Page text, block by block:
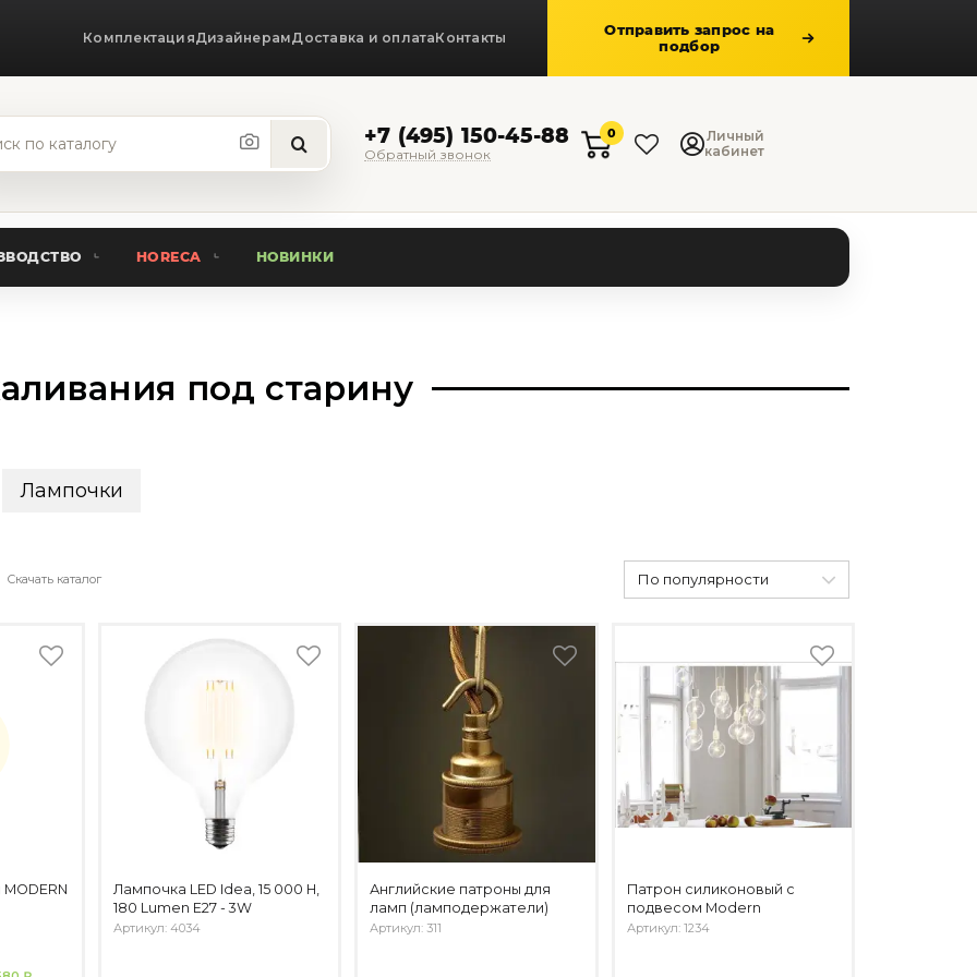
КомплектацияДизайнерамДоставка и оплатаКонтакты
Отправить запрос на
подбор
+7 (495) 150-45-88
Обратный звонок
0
Личный
кабинет
HORECA НОВИНКИ
под старину
Лампочки
Скачать каталог По популярности
Лампочка LED Idea, 15 000 H,
180 Lumen E27 - 3W
Артикул: 4034
Английские патроны для
ламп (ламподержатели)
Артикул: 311
Патрон силиконовый с
подвесом Modern
Артикул: 1234